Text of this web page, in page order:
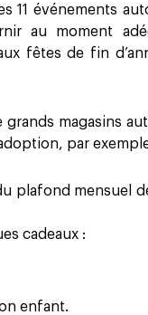
11 événements
au moment
fêtes de fin
magasins
par
plafond mensuel
cadeaux :
enfant.